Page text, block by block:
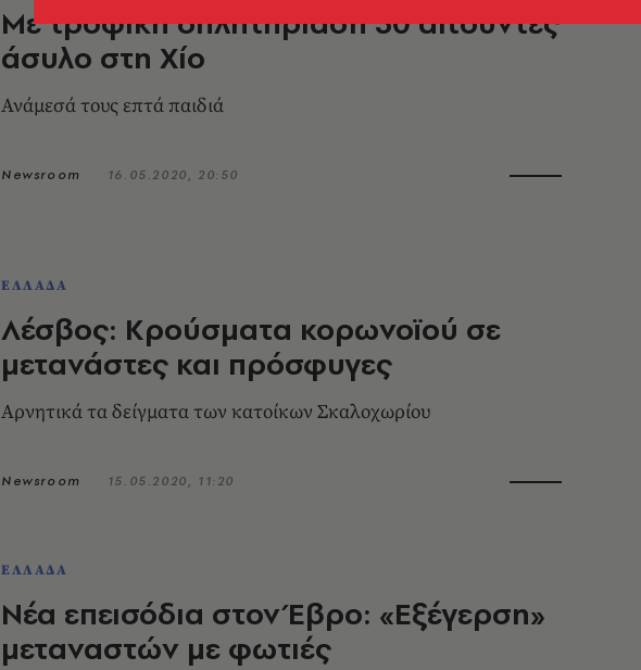
Με τροφική δηλητηρίαση 30 αιτούντες
άσυλο στη Χίο
Ανάμεσά τους επτά παιδιά
Newsroom 16.05.2020, 20:50
ΕΛΛΑΔΑ
Λέσβος: Κρούσματα κορωνοϊού σε
μετανάστες και πρόσφυγες
Αρνητικά τα δείγματα των κατοίκων Σκαλοχωρίου
Newsroom 15.05.2020, 11:20
ΕΛΛΑΔΑ
Νέα επεισόδια στον Έβρο: «Εξέγερση»
μεταναστών με φωτιές